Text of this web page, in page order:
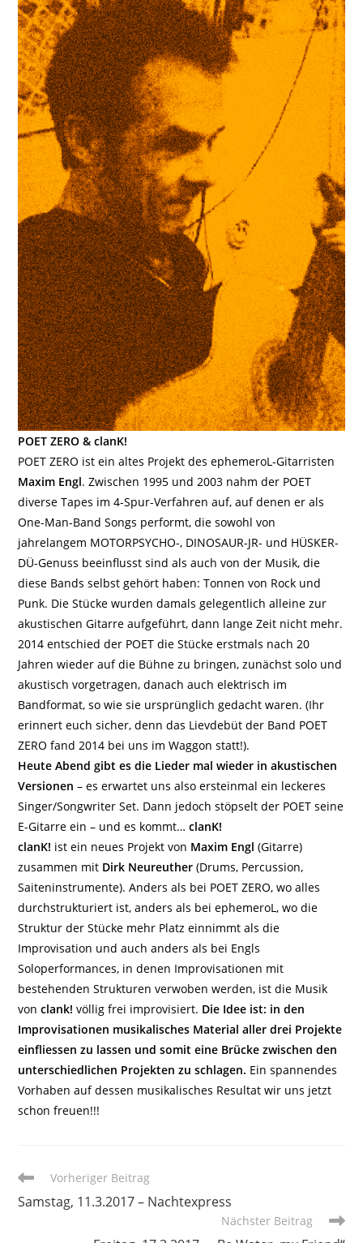
POET ZERO & clanK!
POET ZERO ist ein altes Projekt des ephemeroL-Gitarristen
Maxim Engl. Zwischen 1995 und 2003 nahm der POET
diverse Tapes im 4-Spur-Verfahren auf, auf denen er als
One-Man-Band Songs performt, die sowohl von
jahrelangem MOTORPSYCHO-, DINOSAUR-JR- und HÜSKER-
DÜ-Genuss beeinflusst sind als auch von der Musik, die
diese Bands selbst gehört haben: Tonnen von Rock und
Punk. Die Stücke wurden damals gelegentlich alleine zur
akustischen Gitarre aufgeführt, dann lange Zeit nicht mehr.
2014 entschied der POET die Stücke erstmals nach 20
Jahren wieder auf die Bühne zu bringen, zunächst solo und
akustisch vorgetragen, danach auch elektrisch im
Bandformat, so wie sie ursprünglich gedacht waren. (Ihr
erinnert euch sicher, denn das Lievdebüt der Band POET
ZERO fand 2014 bei uns im Waggon statt!).
Heute Abend gibt es die Lieder mal wieder in akustischen
Versionen– es erwartet uns also ersteinmal ein leckeres
Singer/Songwriter Set. Dann jedoch stöpselt der POET seine
E-Gitarre ein – und es kommt…clanK!
clanK! ist ein neues Projekt von Maxim Engl (Gitarre)
zusammen mit Dirk Neureuther (Drums, Percussion,
Saiteninstrumente). Anders als bei POET ZERO, wo alles
durchstrukturiert ist, anders als bei ephemeroL, wo die
Struktur der Stücke mehr Platz einnimmt als die
Improvisation und auch anders als bei Engls
Soloperformances, in denen Improvisationen mit
bestehenden Strukturen verwoben werden, ist die Musik
vonclank! völlig frei improvisiert. Die Idee ist: in den
Improvisationen musikalisches Material aller drei Projekte
einfliessen zu lassen und somit eine Brücke zwischen den
unterschiedlichen Projekten zu schlagen. Ein spannendes
Vorhaben auf dessen musikalisches Resultat wir uns jetzt
schon freuen!!!
Weitere
ansehen
Vorheriger Beitrag
Samstag, 11.3.2017 – Nachtexpress
Nächster Beitrag